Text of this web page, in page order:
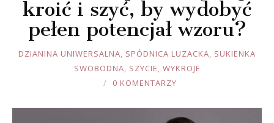
kroić i szyć, by wydobyć
pełen potencjał wzoru?
JOULE
DZIANINA UNIWERSALNA, SPÓDNICA LUZACKA, SUKIENKA
SWOBODNA, SZYCIE, WYKROJE
0 KOMENTARZY